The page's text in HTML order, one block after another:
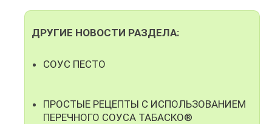
ДРУГИЕ НОВОСТИ РАЗДЕЛА:
СОУС ПЕСТО
ПРОСТЫЕ РЕЦЕПТЫ С ИСПОЛЬЗОВАНИЕМ
ПЕРЕЧНОГО СОУСА ТАБАСКО®